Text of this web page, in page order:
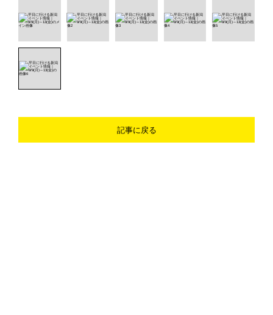
記事に戻る